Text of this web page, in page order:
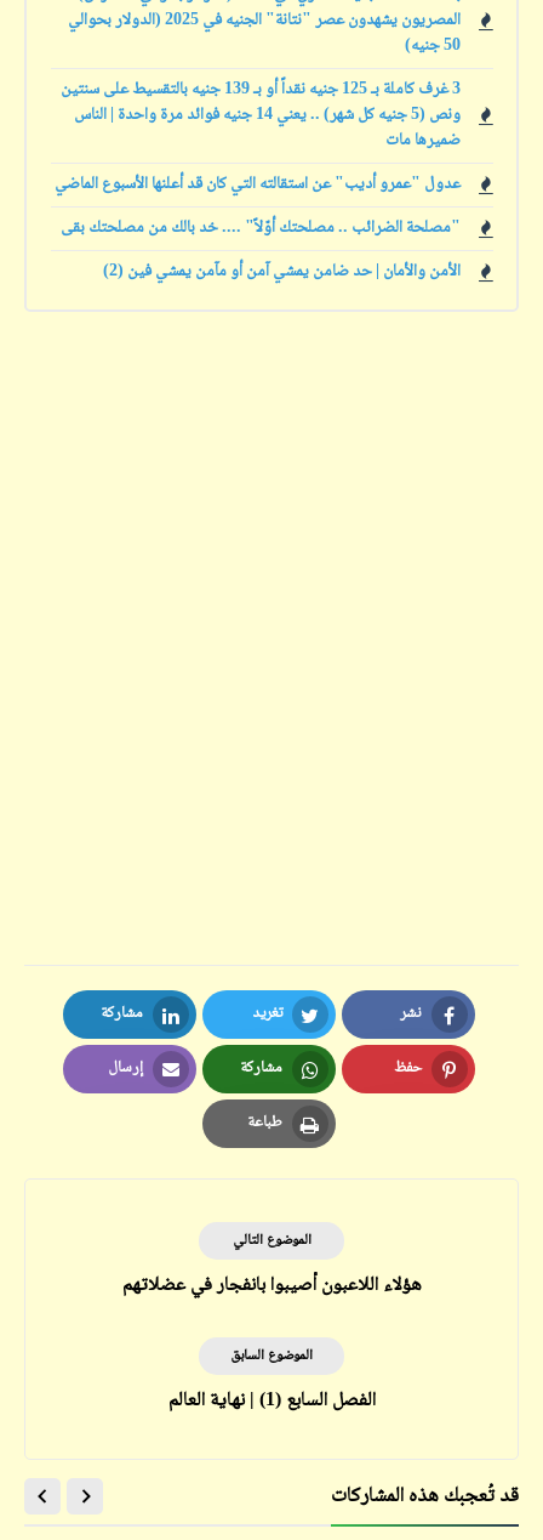
المصريون يشهدون عصر "نتانة" الجنيه في 2025 (الدولار بحوالي
50 جنيه)
3 غرف كاملة بـ 125 جنيه نقداً أو بـ 139 جنيه بالتقسيط على سنتين
ونص (5 جنيه كل شهر) .. يعني 14 جنيه فوائد مرة واحدة | الناس
ضميرها مات
عدول "عمرو أديب" عن استقالته التي كان قد أعلنها الأسبوع الماضي
"مصلحة الضرائب .. مصلحتك أوّلاً" .... خد بالك من مصلحتك بقى
الأمن والأمان | حد ضامن يمشي آمن أو مآمن يمشي فين (2)
نشر
Facebook
تغريد
Twitter
مشاركة
LinkedIn
حفظ
Pinterest
مشاركة
Whatsapp
إرسال
Email
طباعة
Print
الموضوع التالي
هؤلاء اللاعبون أصيبوا بانفجار في عضلاتهم
الموضوع السابق
الفصل السابع (1) | نهاية العالم
قد تُعجبك هذه المشاركات